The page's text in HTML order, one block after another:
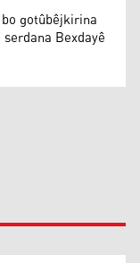
gotûbêjkirina
Bexdayê